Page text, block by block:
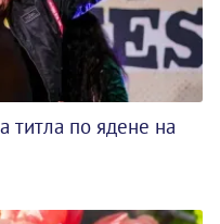
титла по ядене на